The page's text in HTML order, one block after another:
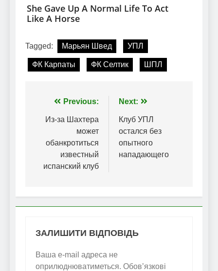
Tagged: Марьян Швед УПЛ
ФК Карпаты ФК Селтик ШПЛ
Навігація
записів
Previous:
Из-за Шахтера
может
обанкротиться
известный
испанский клуб
Next:
Клуб УПЛ
остался без
опытного
нападающего
ЗАЛИШИТИ ВІДПОВІДЬ
Ваша e-mail адреса не
оприлюднюватиметься. Обов’язкові